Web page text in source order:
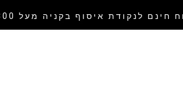
חינם לנקודת איסוף בקניה מעל 300 שח